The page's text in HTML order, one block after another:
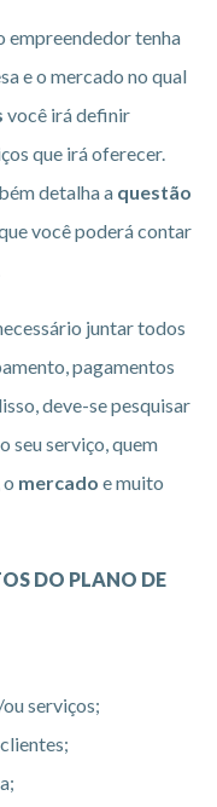
empreendedor tenha
e o mercado no qual
você irá definir
que irá oferecer.
detalha a questão
você poderá contar
juntar todos
pagamentos
deve-se pesquisar
seu serviço, quem
, o mercado e muito
DO PLANO DE
serviços;